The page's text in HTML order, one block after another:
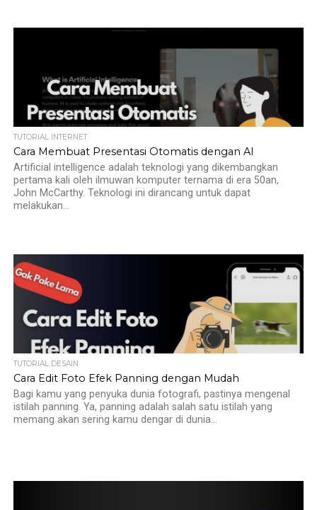
TUTORIAL INTERNET
Cara Membuat Presentasi Otomatis dengan AI
Artificial intelligence adalah teknologi yang dikembangkan
pertama kali oleh ilmuwan komputer ternama di era 50an,
John McCarthy. Teknologi ini dirancang untuk dapat
melakukan...
TUTORIAL DESAIN
Cara Edit Foto Efek Panning dengan Mudah
Bagi kamu yang penyuka dunia fotografi, pastinya mengenal
istilah panning. Ya, panning adalah salah satu istilah yang
memang akan sering kamu dengar di dunia...